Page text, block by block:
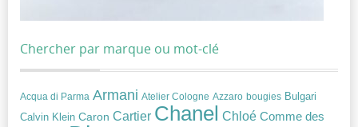
Chercher par marque ou mot-clé
Acqua di Parma Armani Atelier Cologne Azzaro bougies Bulgari
Calvin Klein Caron Cartier Chanel Chloé Comme des